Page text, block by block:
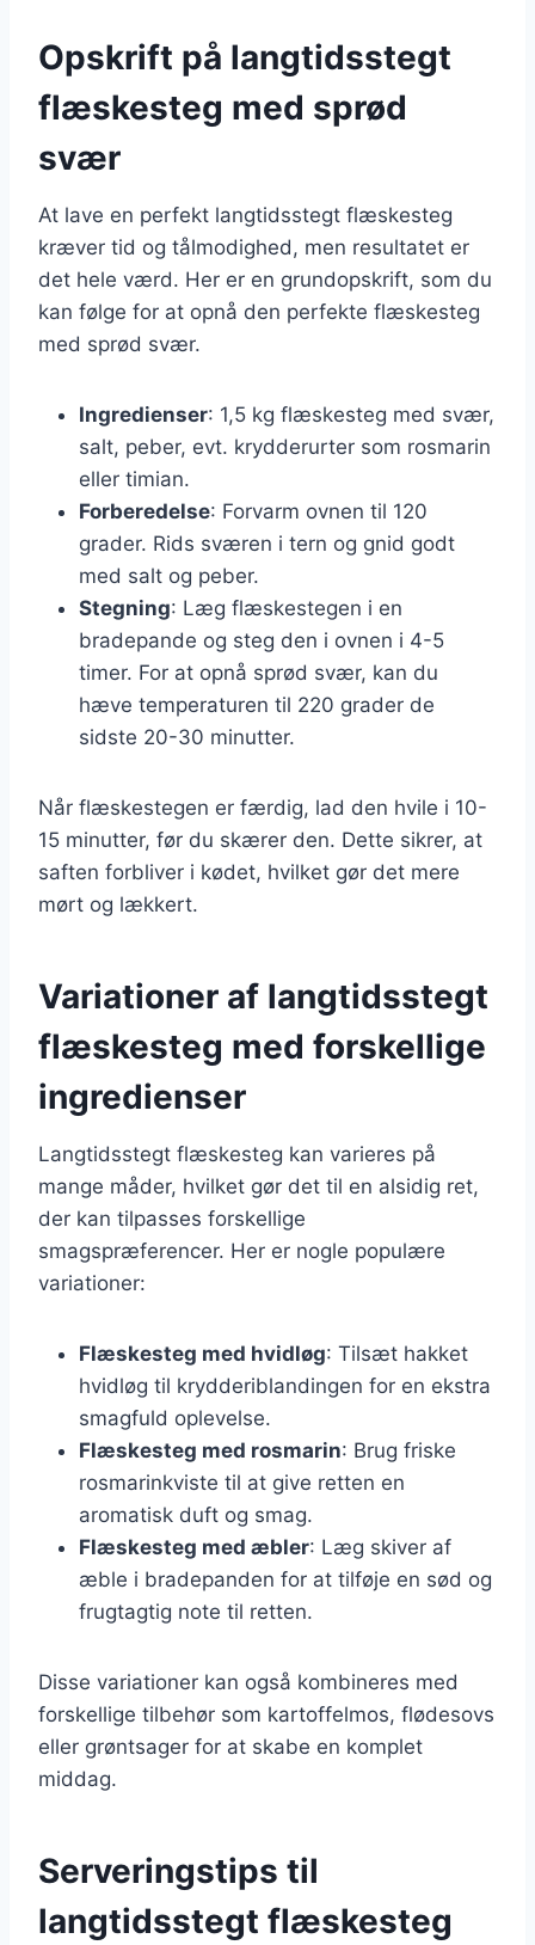
Opskrift på langtidsstegt
flæskesteg med sprød
svær
At lave en perfekt langtidsstegt flæskesteg
kræver tid og tålmodighed, men resultatet er
det hele værd. Her er en grundopskrift, som du
kan følge for at opnå den perfekte flæskesteg
med sprød svær.
Ingredienser: 1,5 kg flæskesteg med svær,
salt, peber, evt. krydderurter som rosmarin
eller timian.
Forberedelse: Forvarm ovnen til 120
grader. Rids sværen i tern og gnid godt
med salt og peber.
Stegning: Læg flæskestegen i en
bradepande og steg den i ovnen i 4-5
timer. For at opnå sprød svær, kan du
hæve temperaturen til 220 grader de
sidste 20-30 minutter.
Når flæskestegen er færdig, lad den hvile i 10-
15 minutter, før du skærer den. Dette sikrer, at
saften forbliver i kødet, hvilket gør det mere
mørt og lækkert.
Variationer af langtidsstegt
flæskesteg med forskellige
ingredienser
Langtidsstegt flæskesteg kan varieres på
mange måder, hvilket gør det til en alsidig ret,
der kan tilpasses forskellige
smagspræferencer. Her er nogle populære
variationer:
Flæskesteg med hvidløg: Tilsæt hakket
hvidløg til krydderiblandingen for en ekstra
smagfuld oplevelse.
Flæskesteg med rosmarin: Brug friske
rosmarinkviste til at give retten en
aromatisk duft og smag.
Flæskesteg med æbler: Læg skiver af
æble i bradepanden for at tilføje en sød og
frugtagtig note til retten.
Disse variationer kan også kombineres med
forskellige tilbehør som kartoffelmos, flødesovs
eller grøntsager for at skabe en komplet
middag.
Serveringstips til
langtidsstegt flæskesteg